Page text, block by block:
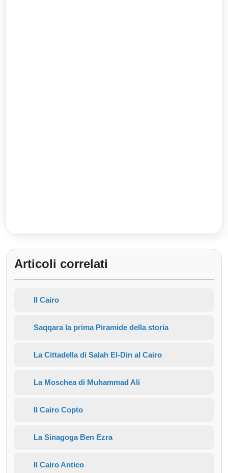
Articoli correlati
Il Cairo
Saqqara la prima Piramide della storia
La Cittadella di Salah El-Din al Cairo
La Moschea di Muhammad Ali
Il Cairo Copto
La Sinagoga Ben Ezra
Il Cairo Antico